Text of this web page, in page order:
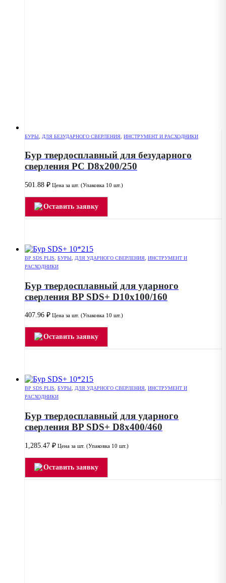
БУРЫ ДЛЯ БЕЗУДАРНОГО СВЕРЛЕНИЯ ИНСТРУМЕНТ И РАСХОДНИКИ
Бур твердосплавный для безударного
сверления PC D8x200/250
501.88 ₽ Цена за шт. (Упаковка 10 шт.)
Оставить заявку
BP SDS PLIS БУРЫ ДЛЯ УДАРНОГО СВЕРЛЕНИЯ ИНСТРУМЕНТ И
РАСХОДНИКИ
Бур твердосплавный для ударного
сверления BP SDS+ D10x100/160
407.96 ₽ Цена за шт. (Упаковка 10 шт.)
Оставить заявку
BP SDS PLIS, БУРЫ, ДЛЯ УДАРНОГО СВЕРЛЕНИЯ, ИНСТРУМЕНТ И
РАСХОДНИКИ
Бур твердосплавный для ударного
сверления BP SDS+ D8x400/460
1,285.47 ₽ Цена за шт. (Упаковка 10 шт.)
Оставить заявку